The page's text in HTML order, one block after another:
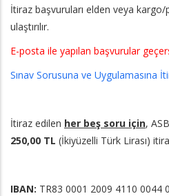
İtiraz başvuruları elden veya
ulaştırılır.
E-posta ile yapılan başvurular
Sınav Sorusuna ve Uygulamasına
İtiraz edilen her beş soru için,
250,00 TL (İkiyüzelli Türk Lirası)
IBAN: TR83 0001 2009 4110 0044